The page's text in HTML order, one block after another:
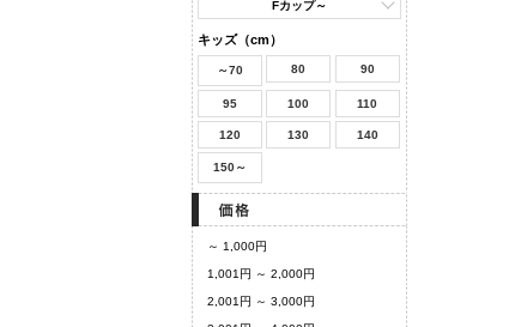
Fカップ～
キッズ（cm）
～70 80 90
95 100 110
120 130 140
150～
～ 1,000円
1,001円 ～ 2,000円
2,001円 ～ 3,000円